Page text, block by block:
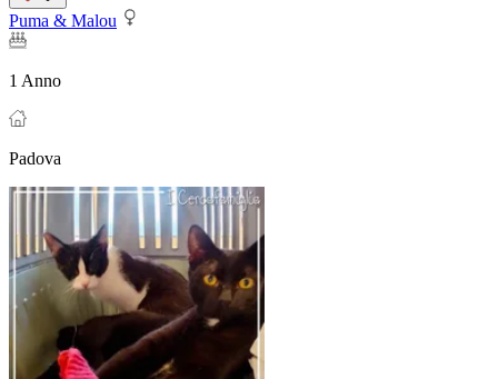
Puma & Malou
1 Anno
Padova